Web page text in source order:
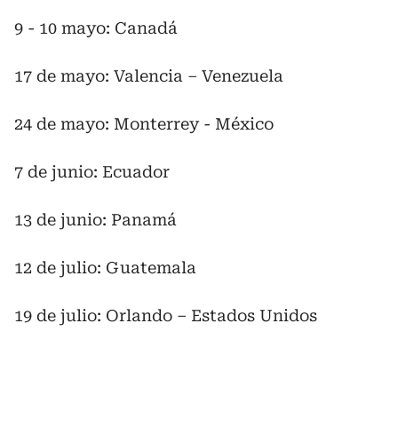
9 - 10 mayo: Canadá
17 de mayo: Valencia – Venezuela
24 de mayo: Monterrey - México
7 de junio: Ecuador
13 de junio: Panamá
12 de julio: Guatemala
19 de julio: Orlando – Estados Unidos